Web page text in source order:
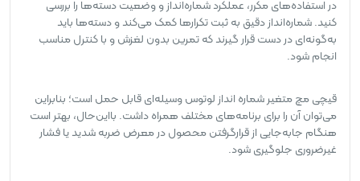
در استفاده‌های مکرر، عملکرد شماره‌انداز و وضعیت دسته‌ها را بررسی
کنید. شماره‌انداز دقیق به ثبت تکرارها کمک می‌کند و دسته‌ها باید
به‌گونه‌ای در دست قرار گیرند که تمرین بدون لغزش و با کنترل مناسب
انجام شود.
قیچی مچ متغیر شماره انداز لوتوس وسیله‌ای قابل حمل است؛ بنابراین
می‌توان آن را برای برنامه‌های مختلف همراه داشت. بااین‌حال، بهتر است
هنگام جابه‌جایی از قرارگرفتن محصول در معرض ضربه شدید یا فشار
غیرضروری جلوگیری شود.